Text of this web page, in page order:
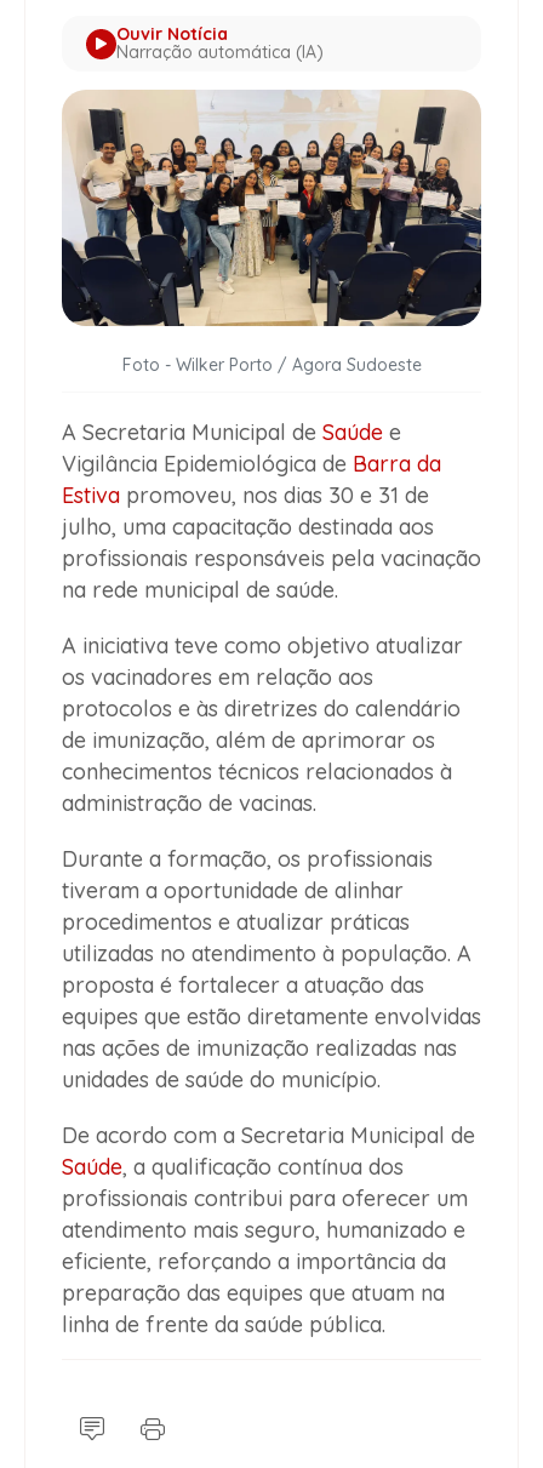
Ouvir Notícia
Narração automática (IA)
Foto - Wilker Porto / Agora Sudoeste
A Secretaria Municipal de Saúde e
Vigilância Epidemiológica de Barra da
Estiva promoveu, nos dias 30 e 31 de
julho, uma capacitação destinada aos
profissionais responsáveis pela vacinação
na rede municipal de saúde.
A iniciativa teve como objetivo atualizar
os vacinadores em relação aos
protocolos e às diretrizes do calendário
de imunização, além de aprimorar os
conhecimentos técnicos relacionados à
administração de vacinas.
Durante a formação, os profissionais
tiveram a oportunidade de alinhar
procedimentos e atualizar práticas
utilizadas no atendimento à população. A
proposta é fortalecer a atuação das
equipes que estão diretamente envolvidas
nas ações de imunização realizadas nas
unidades de saúde do município.
De acordo com a Secretaria Municipal de
Saúde, a qualificação contínua dos
profissionais contribui para oferecer um
atendimento mais seguro, humanizado e
eficiente, reforçando a importância da
preparação das equipes que atuam na
linha de frente da saúde pública.